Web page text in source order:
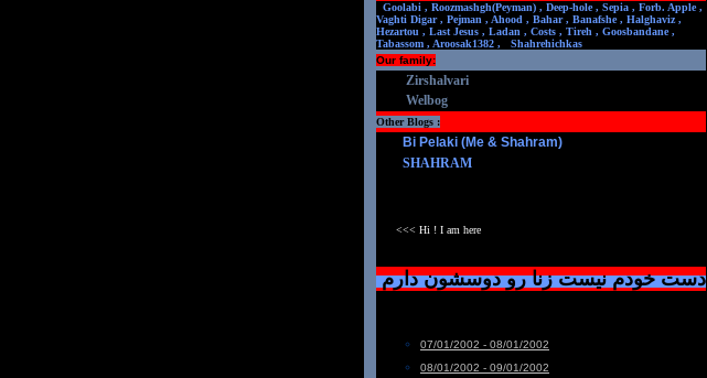
Goolabi , Roozmashgh(Peyman) , Deep-hole , Sepia , Forb. Apple ,
Vaghti Digar , Pejman , Ahood , Bahar , Banafshe , Halghaviz ,
Hezartou , Last Jesus , Ladan , Costs , Tireh , Goosbandane ,
Tabassom , Aroosak1382 ,
Shahrehichkas
Our family:
Zirshalvari
Welbog
Other Blogs :
Bi Pelaki (Me & Shahram)
SHAHRAM
<<< Hi ! I am here
دست خودم نیست زنا رو دوسشون دارم
07/01/2002 - 08/01/2002
08/01/2002 - 09/01/2002